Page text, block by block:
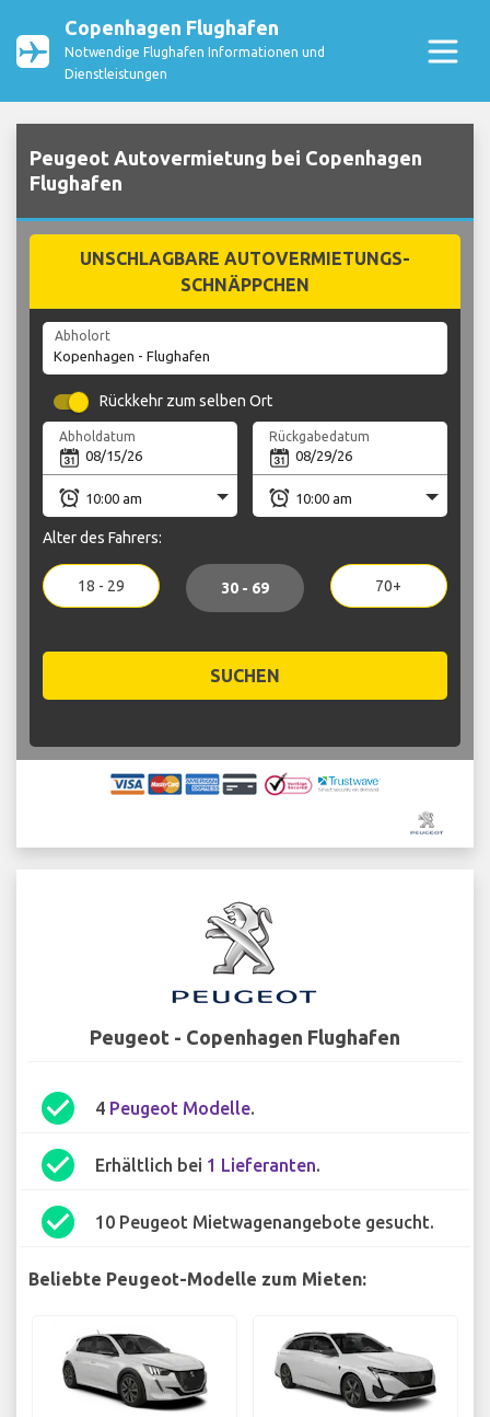
Copenhagen Flughafen
Notwendige Flughafen Informationen und
Dienstleistungen
Peugeot Autovermietung bei Copenhagen
Flughafen
UNSCHLAGBARE AUTOVERMIETUNGS-
SCHNÄPPCHEN
Abholort
Rückkehr zum selben Ort
Abholdatum Rückgabedatum
Alter des Fahrers:
18 - 29 30 - 69 70+
SUCHEN
Peugeot - Copenhagen Flughafen
check_circle 4 Peugeot Modelle.
check_circle Erhältlich bei 1 Lieferanten.
check_circle 10 Peugeot Mietwagenangebote gesucht.
Beliebte Peugeot-Modelle zum Mieten: